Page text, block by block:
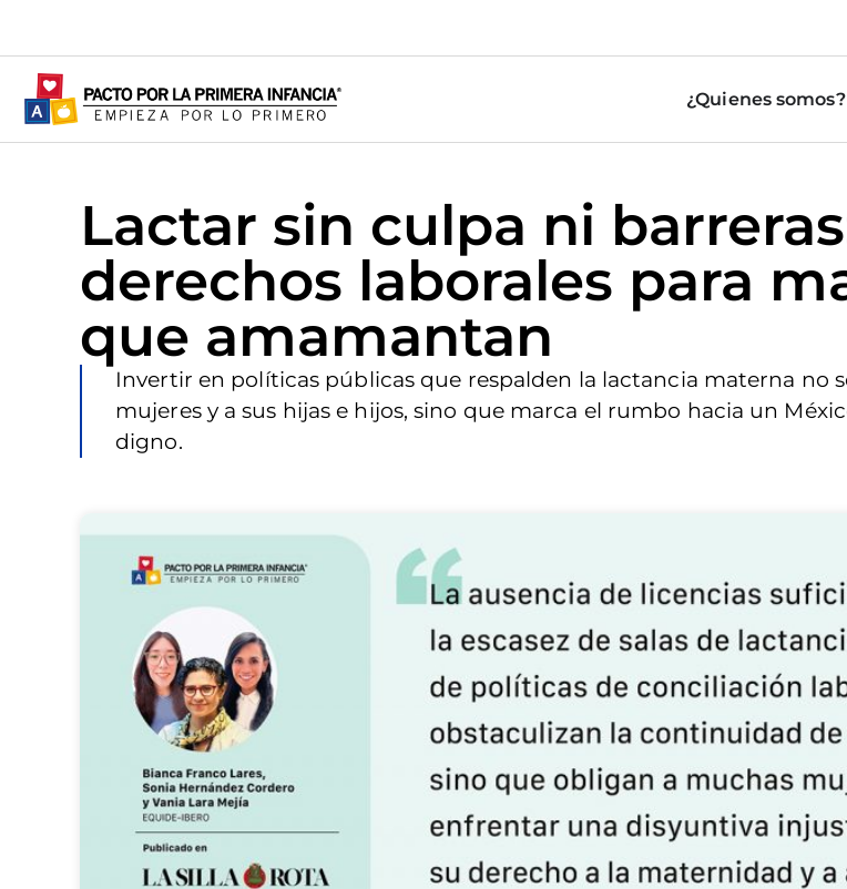
¿Quienes somos?
Lactar sin culpa ni
derechos laborales para
que amamantan
Invertir en políticas públicas que respalden la lactancia materna no
mujeres y a sus hijas e hijos, sino que marca el rumbo hacia un
digno.